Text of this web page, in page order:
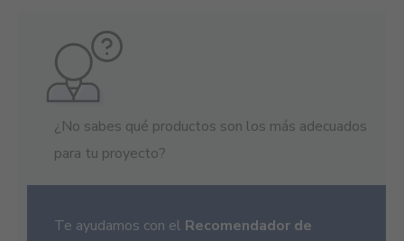
¿No sabes qué productos son los más adecuados
para tu proyecto?
Te ayudamos con el Recomendador de